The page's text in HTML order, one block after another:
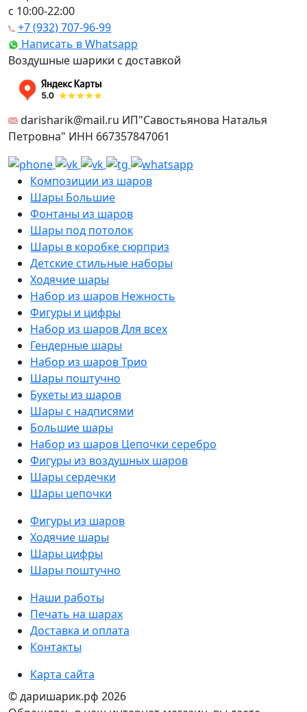
c 10:00-22:00
+7 (932) 707-96-99
Написать в Whatsapp
Воздушные шарики с доставкой
darisharik@mail.ru ИП"Савостьянова Наталья
Петровна" ИНН 667357847061
Композиции из шаров
Шары Большие
Фонтаны из шаров
Шары под потолок
Шары в коробке сюрприз
Детские стильные наборы
Ходячие шары
Набор из шаров Нежность
Фигуры и цифры
Набор из шаров Для всех
Гендерные шары
Набор из шаров Трио
Шары поштучно
Букеты из шаров
Шары с надписями
Большие шары
Набор из шаров Цепочки серебро
Фигуры из воздушных шаров
Шары сердечки
Шары цепочки
Фигуры из шаров
Ходячие шары
Шары цифры
Шары поштучно
Наши работы
Печать на шарах
Доставка и оплата
Контакты
Карта сайта
© даришарик.рф 2026